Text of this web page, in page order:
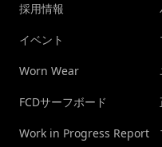
採用情報
イベント
Worn Wear
FCDサーフボード
Work in Progress Report